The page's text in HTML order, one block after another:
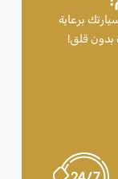
برعاية
بدون قلق!